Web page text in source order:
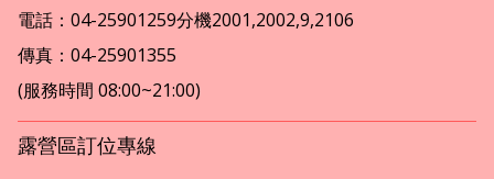
電話：04-25901259分機2001,2002,9,2106
傳真：04-25901355
(服務時間 08:00~21:00)
露營區訂位專線